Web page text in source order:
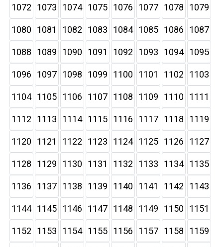
1072 1073 1074 1075 1076 1077 1078 1079
1080 1081 1082 1083 1084 1085 1086 1087
1088 1089 1090 1091 1092 1093 1094 1095
1096 1097 1098 1099 1100 1101 1102 1103
1104 1105 1106 1107 1108 1109 1110 1111
1112 1113 1114 1115 1116 1117 1118 1119
1120 1121 1122 1123 1124 1125 1126 1127
1128 1129 1130 1131 1132 1133 1134 1135
1136 1137 1138 1139 1140 1141 1142 1143
1144 1145 1146 1147 1148 1149 1150 1151
1152 1153 1154 1155 1156 1157 1158 1159